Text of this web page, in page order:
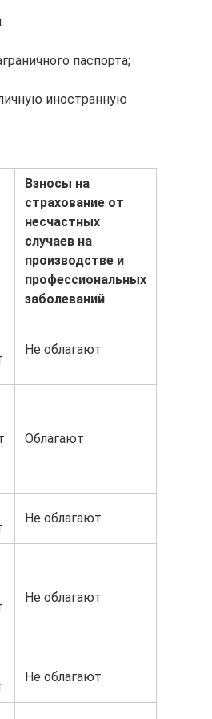
паспорта;
иностранную
Взносы на
страхование от
несчастных
случаев на
производстве и
профессиональных
заболеваний
Не облагают
Облагают
Не облагают
Не облагают
Не облагают